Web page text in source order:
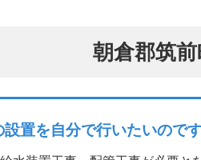
朝倉郡筑
置を自分で行いたいので